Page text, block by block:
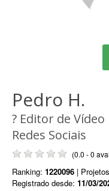
Pedro H.
? Editor de
Redes Sociais
(0.0 - 0
Ranking: 1220096 |
Registrado desde: 11/03/